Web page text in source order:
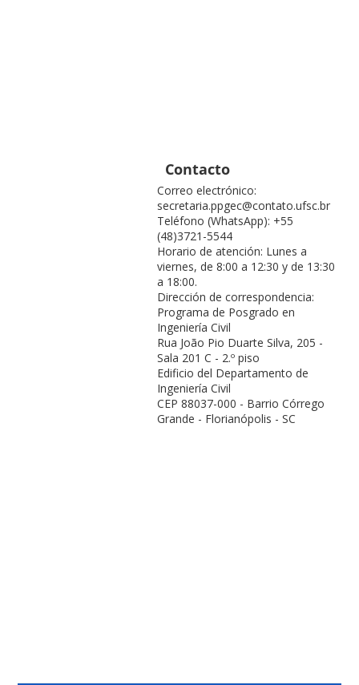
Contacto
Correo electrónico:
secretaria.ppgec@contato.ufsc.br
Teléfono (WhatsApp): +55
(48)3721-5544
Horario de atención: Lunes a
viernes, de 8:00 a 12:30 y de 13:30
a 18:00.
Dirección de correspondencia:
Programa de Posgrado en
Ingeniería Civil
Rua João Pio Duarte Silva, 205 -
Sala 201 C - 2.º piso
Edificio del Departamento de
Ingeniería Civil
CEP 88037-000 - Barrio Córrego
Grande - Florianópolis - SC